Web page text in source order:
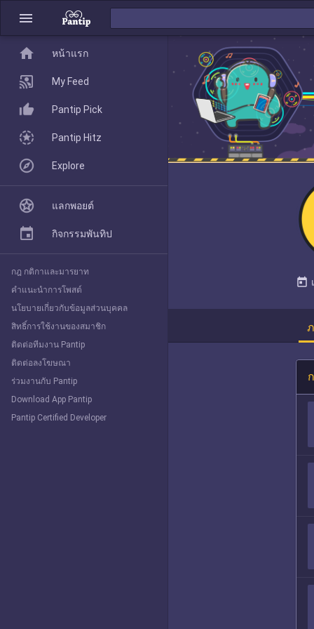
menu
today
home
Pantip Pick
Explore
home หน้าแรก
My Feed
Pantip Pick
Pantip Hitz
Explore
แลกพอยต์
กิจกรรมพันทิป
กฎ กติกาและมารยาท
คำแนะนำการโพสต์
นโยบายเกี่ยวกับข้อมูลส่วนบุคคล
สิทธิ์การใช้งานของสมาชิก
ติดต่อทีมงาน Pantip
ติดต่อลงโฆษณา
ร่วมงานกับ Pantip
Download App Pantip
Pantip Certified Developer